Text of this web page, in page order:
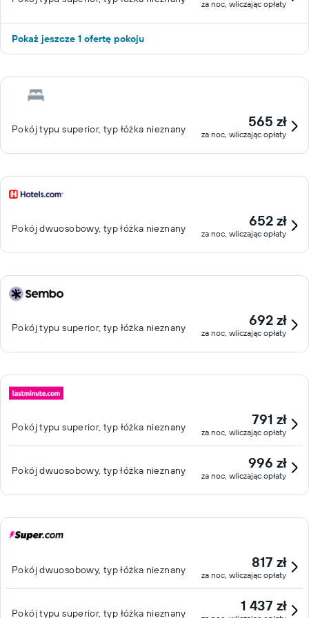
za noc, wliczając opłaty
Pokaż jeszcze 1 ofertę pokoju
Pokój typu superior, typ łóżka nieznany 565 zł
za noc, wliczając opłaty
Pokój dwuosobowy, typ łóżka nieznany 652 zł
za noc, wliczając opłaty
Pokój typu superior, typ łóżka nieznany 692 zł
za noc, wliczając opłaty
Pokój typu superior, typ łóżka nieznany 791 zł
za noc, wliczając opłaty
Pokój dwuosobowy, typ łóżka nieznany 996 zł
za noc, wliczając opłaty
Pokój dwuosobowy, typ łóżka nieznany 817 zł
za noc, wliczając opłaty
Pokój typu superior, typ łóżka nieznany 1 437 zł